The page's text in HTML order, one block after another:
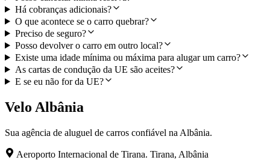
Há cobranças adicionais?
O que acontece se o carro quebrar?
Preciso de seguro?
Posso devolver o carro em outro local?
Existe uma idade mínima ou máxima para alugar um carro?
As cartas de condução da UE são aceites?
E se eu não for da UE?
Velo Albânia
Sua agência de aluguel de carros confiável na Albânia.
Aeroporto Internacional de Tirana. Tirana, Albânia